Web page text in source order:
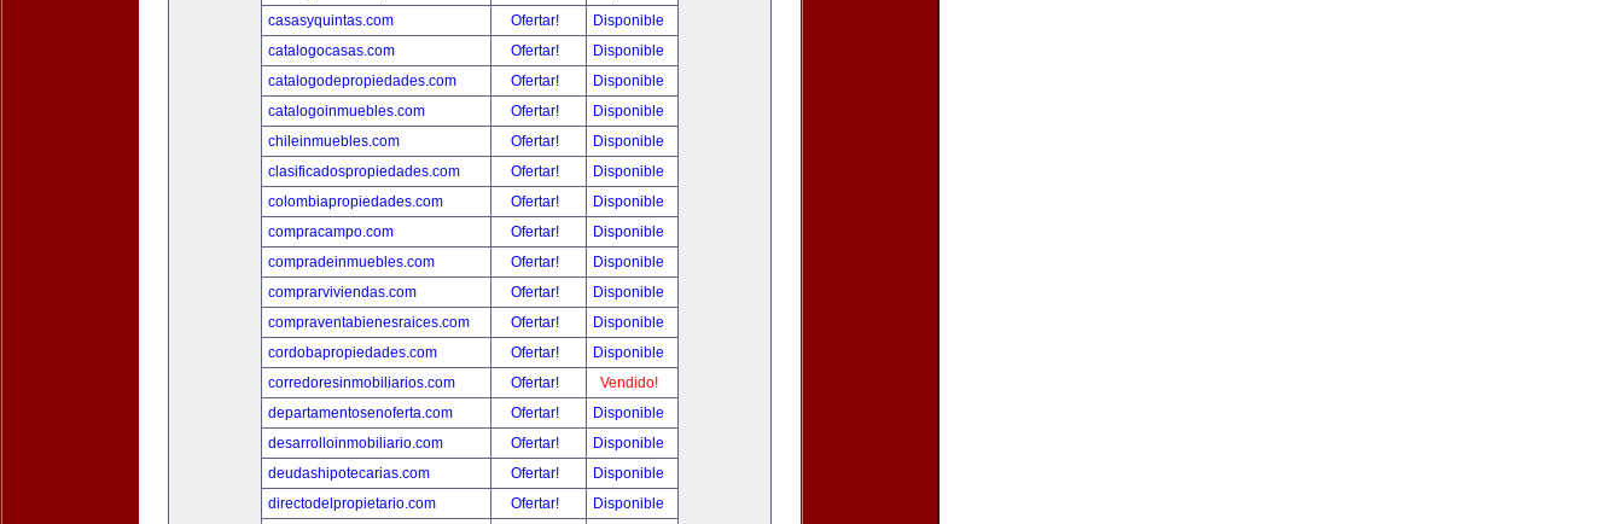
casasyquintas.com
Ofertar!
Disponible
catalogocasas.com
Ofertar!
Disponible
catalogodepropiedades.com
Ofertar!
Disponible
catalogoinmuebles.com
Ofertar!
Disponible
chileinmuebles.com
Ofertar!
Disponible
clasificadospropiedades.com
Ofertar!
Disponible
colombiapropiedades.com
Ofertar!
Disponible
compracampo.com
Ofertar!
Disponible
compradeinmuebles.com
Ofertar!
Disponible
comprarviviendas.com
Ofertar!
Disponible
compraventabienesraices.com
Ofertar!
Disponible
cordobapropiedades.com
Ofertar!
Disponible
corredoresinmobiliarios.com
Ofertar!
Vendido!
departamentosenoferta.com
Ofertar!
Disponible
desarrolloinmobiliario.com
Ofertar!
Disponible
deudashipotecarias.com
Ofertar!
Disponible
directodelpropietario.com
Ofertar!
Disponible